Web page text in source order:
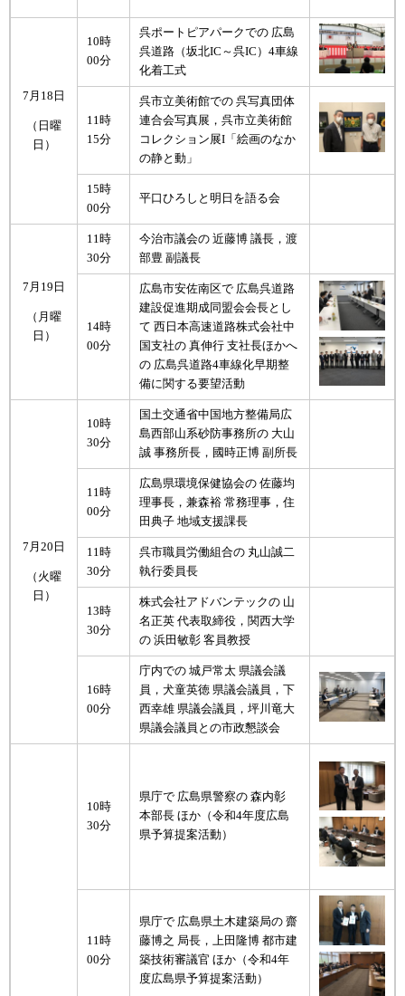
7月18日
（日曜
日）
10時
00分
呉ポートピアパークでの 広島
呉道路（坂北IC～呉IC）4車線
化着工式
11時
15分
呉市立美術館での 呉写真団体
連合会写真展，呉市立美術館
コレクション展I「絵画のなか
の静と動」
15時
00分
平口ひろしと明日を語る会
7月19日
（月曜
日）
11時
30分
今治市議会の 近藤博 議長，渡
部豊 副議長
14時
00分
広島市安佐南区で 広島呉道路
建設促進期成同盟会会長とし
て 西日本高速道路株式会社中
国支社の 真伸行 支社長ほかへ
の 広島呉道路4車線化早期整
備に関する要望活動
7月20日
（火曜
日）
10時
30分
国土交通省中国地方整備局広
島西部山系砂防事務所の 大山
誠 事務所長，國時正博 副所長
11時
00分
広島県環境保健協会の 佐藤均
理事長，兼森裕 常務理事，住
田典子 地域支援課長
11時
30分
呉市職員労働組合の 丸山誠二
執行委員長
13時
30分
株式会社アドバンテックの 山
名正英 代表取締役，関西大学
の 浜田敏彰 客員教授
16時
00分
庁内での 城戸常太 県議会議
員，犬童英徳 県議会議員，下
西幸雄 県議会議員，坪川竜大
県議会議員との市政懇談会
10時
30分
県庁で 広島県警察の 森内彰
本部長 ほか（令和4年度広島
県予算提案活動）
11時
00分
県庁で 広島県土木建築局の 齋
藤博之 局長，上田隆博 都市建
築技術審議官 ほか（令和4年
度広島県予算提案活動）